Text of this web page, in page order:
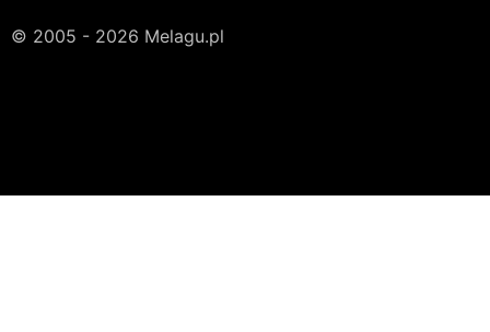
© 2005 - 2026 Melagu.pl